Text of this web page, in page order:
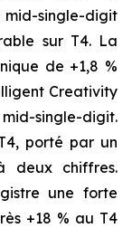
mid-single-digit
sur T4. La
de +1,8 %
Creativity
mid-single-digit.
porté par un
deux chiffres.
une forte
+18 % au T4